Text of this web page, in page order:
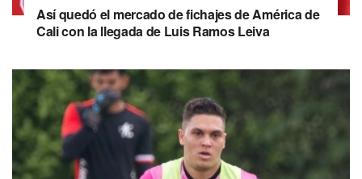
Así quedó el mercado de fichajes de América de
Cali con la llegada de Luis Ramos Leiva